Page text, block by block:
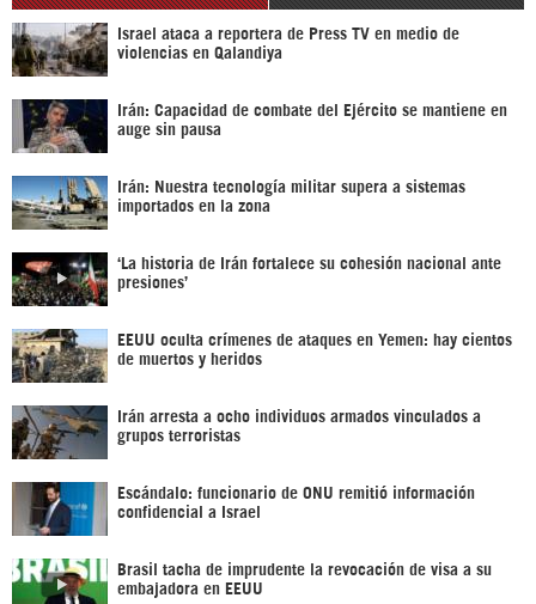
Israel ataca a reportera de Press TV en medio de
violencias en Qalandiya
Irán: Capacidad de combate del Ejército se mantiene en
auge sin pausa
Irán: Nuestra tecnología militar supera a sistemas
importados en la zona
‘La historia de Irán fortalece su cohesión nacional ante
presiones’
EEUU oculta crímenes de ataques en Yemen: hay cientos
de muertos y heridos
Irán arresta a ocho individuos armados vinculados a
grupos terroristas
Escándalo: funcionario de ONU remitió información
confidencial a Israel
Brasil tacha de imprudente la revocación de visa a su
embajadora en EEUU